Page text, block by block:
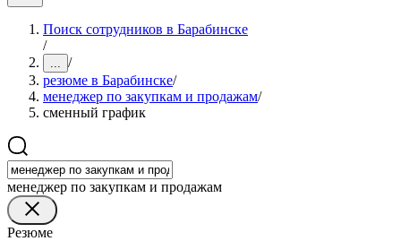
Поиск сотрудников в Барабинске
/
... /
резюме в Барабинске/
менеджер по закупкам и продажам/
сменный график
менеджер по закупкам и продажам
Резюме